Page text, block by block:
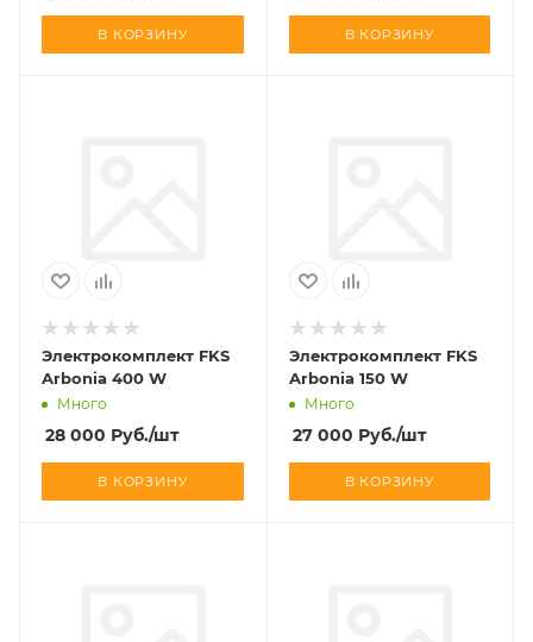
В КОРЗИНУ В КОРЗИНУ
Электрокомплект FKS
Arbonia 400 W
Много
28 000 Руб./шт
В КОРЗИНУ
Электрокомплект FKS
Arbonia 150 W
Много
27 000 Руб./шт
В КОРЗИНУ